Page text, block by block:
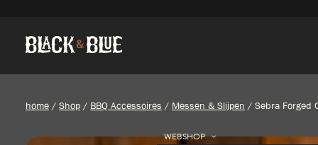
WEBSHOP
home / Shop / BBQ Accessoires / Messen & Slijpen / Sebra Forged